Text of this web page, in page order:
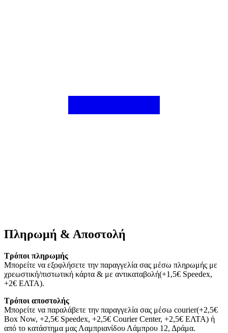
Πληρωμή & Αποστολή
Τρόποι πληρωμής
Μπορείτε να εξοφλήσετε την παραγγελία σας μέσω πληρωμής με
χρεωστική/πιστωτική κάρτα & με αντικαταβολή(+1,5€ Speedex,
+2€ ΕΛΤΑ).
Τρόποι αποστολής
Μπορείτε να παραλάβετε την παραγγελία σας μέσω courier(+2,5€
Box Now, +2,5€ Speedex, +2,5€ Courier Center, +2,5€ ΕΛΤΑ) ή
από το κατάστημα μας Λαμπριανίδου Λάμπρου 12, Δράμα.